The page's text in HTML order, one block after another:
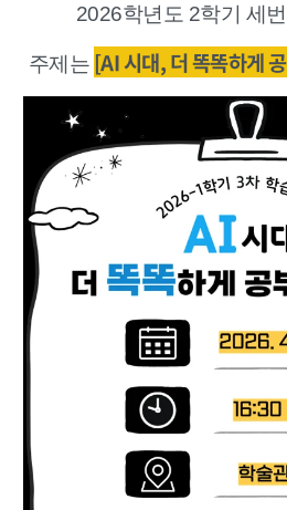
2026학년도 2학기 세
주제는 [AI 시대, 더 똑똑하게